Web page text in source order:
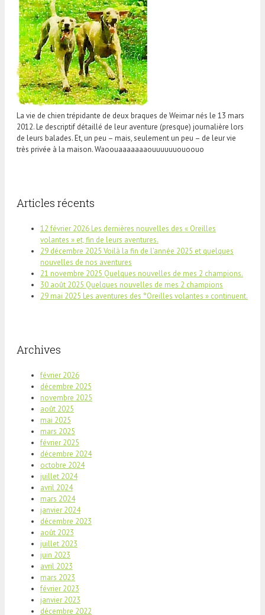
La vie de chien trépidante de deux braques de Weimar nés le 13 mars
2012. Le descriptif détaillé de leur aventure (presque) journalière lors
de leurs balades. Et, un peu – mais, seulement un peu – de leur vie
très privée à la maison. Waoouaaaaaaaouuuuuuouoouo
Articles récents
12 février 2026 Les dernières nouvelles des « Oreilles
volantes » et, fin de leurs aventures.
29 décembre 2025 Voilà la fin de l’année 2025 et quelques
nouvelles de nos aventures
21 novembre 2025 Quelques nouvelles de mes 2 champions.
30 août 2025 Quelques nouvelles de mes 2 champions
29 mai 2025 Les aventures des °Oreilles volantes » continuent.
Archives
février 2026
décembre 2025
novembre 2025
août 2025
mai 2025
mars 2025
février 2025
décembre 2024
octobre 2024
juillet 2024
avril 2024
mars 2024
janvier 2024
décembre 2023
août 2023
juillet 2023
juin 2023
avril 2023
mars 2023
février 2023
janvier 2023
décembre 2022